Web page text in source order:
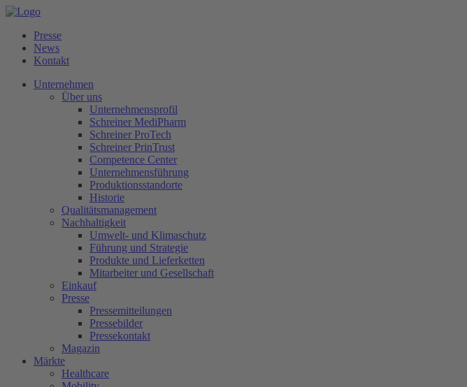
Presse
News
Kontakt
Unternehmen
Über uns
Unternehmensprofil
Schreiner MediPharm
Schreiner ProTech
Schreiner PrinTrust
Competence Center
Unternehmensführung
Produktionsstandorte
Historie
Qualitätsmanagement
Nachhaltigkeit
Umwelt- und Klimaschutz
Führung und Strategie
Produkte und Lieferketten
Mitarbeiter und Gesellschaft
Einkauf
Presse
Pressemitteilungen
Pressebilder
Pressekontakt
Magazin
Märkte
Healthcare